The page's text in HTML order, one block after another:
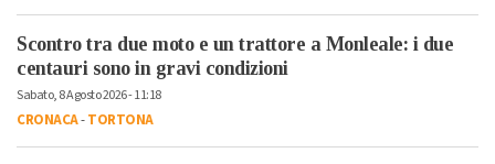
Scontro tra due moto e un trattore a Monleale: i due
centauri sono in gravi condizioni
Sabato, 8 Agosto 2026 - 11:18
CRONACA-TORTONA